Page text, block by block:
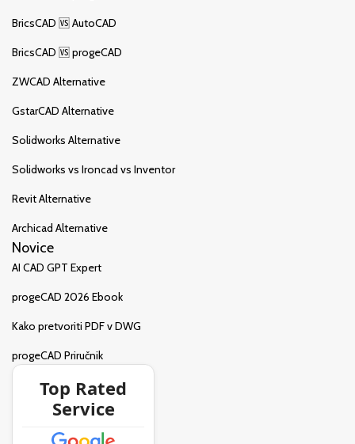
BricsCAD 🆚 AutoCAD
BricsCAD 🆚 progeCAD
ZWCAD Alternative
GstarCAD Alternative
Solidworks Alternative
Solidworks vs Ironcad vs Inventor
Revit Alternative
Archicad Alternative
Novice
AI CAD GPT Expert
progeCAD 2026 Ebook
Kako pretvoriti PDF v DWG
progeCAD Priručnik
Top Rated
Service